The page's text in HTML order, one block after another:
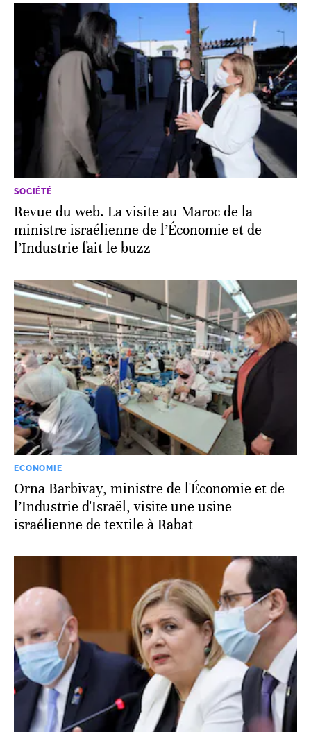
SOCIÉTÉ
Revue du web. La visite au Maroc de la
ministre israélienne de l’Économie et de
l’Industrie fait le buzz
ECONOMIE
Orna Barbivay, ministre de l'Économie et de
l’Industrie d'Israël, visite une usine
israélienne de textile à Rabat